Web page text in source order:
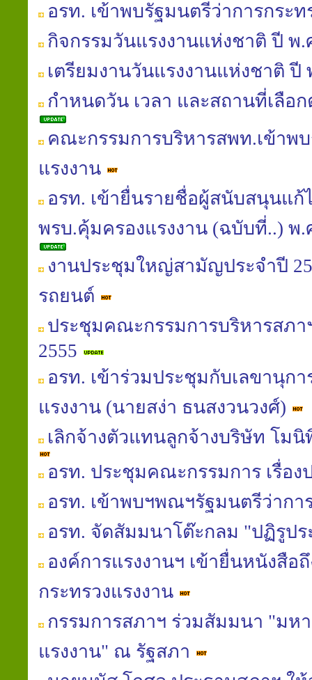
อรท. เข้าพบรัฐมนตรีว่าการกระท
กิจกรรมวันแรงงานแห่งชาติ ปี พ.
เตรียมงานวันแรงงานแห่งชาติ ปี
กำหนดวัน เวลา และสถานที่เลือ
คณะกรรมการบริหารสพท.เข้าพ
แรงงาน
อรท. เข้ายื่นรายชื่อผู้สนับสนุนแก้
พรบ.คุ้มครองแรงงาน (ฉบับที่..) พ.
งานประชุมใหญ่สามัญประจำปี
รถยนต์
ประชุมคณะกรรมการบริหารสภา
2555
อรท. เข้าร่วมประชุมกับเลขานุก
แรงงาน (นายสง่า ธนสงวนวงศ์)
เลิกจ้างตัวแทนลูกจ้างบริษัท โม
อรท. ประชุมคณะกรรมการ เรื่อ
อรท. เข้าพบฯพณฯรัฐมนตรีว่ากา
อรท. จัดสัมมนาโต๊ะกลม "ปฏิรูป
องค์การแรงงานฯ เข้ายื่นหนังสือ
กระทรวงแรงงาน
กรรมการสภาฯ ร่วมสัมมนา "มห
แรงงาน" ณ รัฐสภา